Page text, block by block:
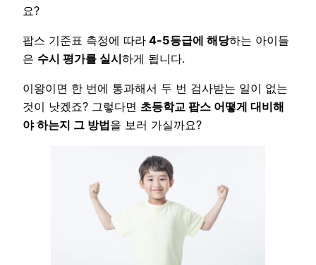
요?
팝스 기준표 측정에 따라 4-5등급에 해당하는 아이들
은 수시 평가를 실시하게 됩니다.
이왕이면 한 번에 통과해서 두 번 검사받는 일이 없는
것이 낫겠죠? 그렇다면 초등학교 팝스 어떻게 대비해
야 하는지 그 방법을 보러 가실까요?